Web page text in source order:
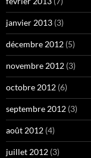
janvier 2013 (3)
décembre 2012 (5)
novembre 2012 (3)
octobre 2012 (6)
septembre 2012 (3)
août 2012 (4)
juillet 2012 (3)